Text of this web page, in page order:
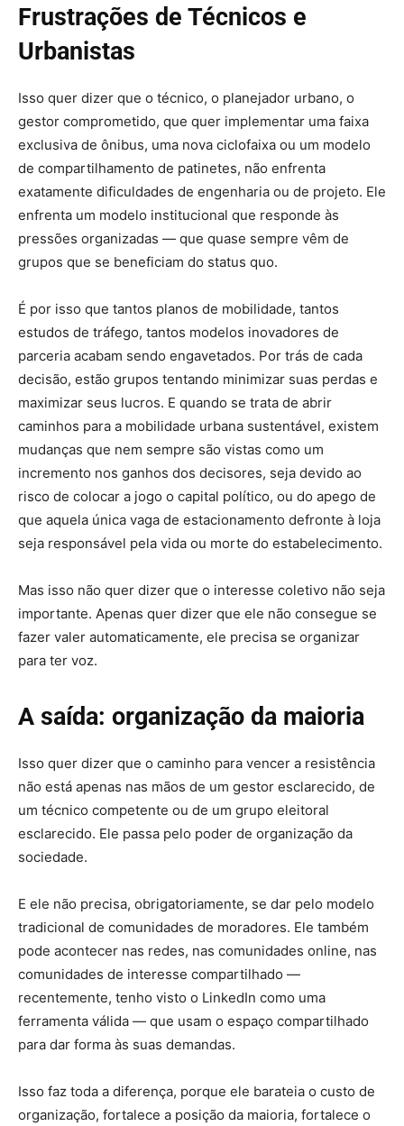
Frustrações de Técnicos e
Urbanistas
Isso quer dizer que o técnico, o planejador urbano, o
gestor comprometido, que quer implementar uma faixa
exclusiva de ônibus, uma nova ciclofaixa ou um modelo
de compartilhamento de patinetes, não enfrenta
exatamente dificuldades de engenharia ou de projeto. Ele
enfrenta um modelo institucional que responde às
pressões organizadas — que quase sempre vêm de
grupos que se beneficiam do status quo.
É por isso que tantos planos de mobilidade, tantos
estudos de tráfego, tantos modelos inovadores de
parceria acabam sendo engavetados. Por trás de cada
decisão, estão grupos tentando minimizar suas perdas e
maximizar seus lucros. E quando se trata de abrir
caminhos para a mobilidade urbana sustentável, existem
mudanças que nem sempre são vistas como um
incremento nos ganhos dos decisores, seja devido ao
risco de colocar a jogo o capital político, ou do apego de
que aquela única vaga de estacionamento defronte à loja
seja responsável pela vida ou morte do estabelecimento.
Mas isso não quer dizer que o interesse coletivo não seja
importante. Apenas quer dizer que ele não consegue se
fazer valer automaticamente, ele precisa se organizar
para ter voz.
A saída: organização da maioria
Isso quer dizer que o caminho para vencer a resistência
não está apenas nas mãos de um gestor esclarecido, de
um técnico competente ou de um grupo eleitoral
esclarecido. Ele passa pelo poder de organização da
sociedade.
E ele não precisa, obrigatoriamente, se dar pelo modelo
tradicional de comunidades de moradores. Ele também
pode acontecer nas redes, nas comunidades online, nas
comunidades de interesse compartilhado —
recentemente, tenho visto o LinkedIn como uma
ferramenta válida — que usam o espaço compartilhado
para dar forma às suas demandas.
Isso faz toda a diferença, porque ele barateia o custo de
organização, fortalece a posição da maioria, fortalece o